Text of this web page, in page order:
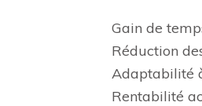
Gain de
Réduction
Adaptabilité
Rentabilité